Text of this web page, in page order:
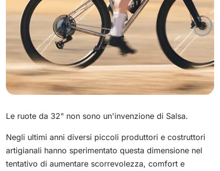
Le ruote da 32" non sono un'invenzione di Salsa.
Negli ultimi anni diversi piccoli produttori e costruttori
artigianali hanno sperimentato questa dimensione nel
tentativo di aumentare scorrevolezza, comfort e